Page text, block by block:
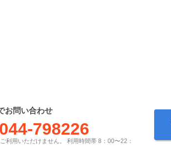
お問い合わせ
798226
利用いただけません。 利用時間帯 8：00〜22：